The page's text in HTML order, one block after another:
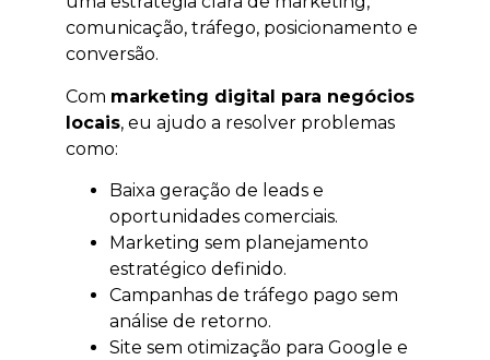
comunicação, tráfego, posicionamento e
conversão.
Com marketing digital para negócios
locais, eu ajudo a resolver problemas
como:
Baixa geração de leads e
oportunidades comerciais.
Marketing sem planejamento
estratégico definido.
Campanhas de tráfego pago sem
análise de retorno.
Site sem otimização para Google e